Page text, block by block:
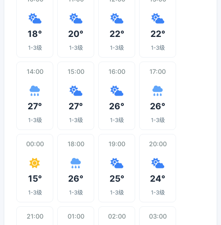
18°
1-3级
20°
1-3级
22°
1-3级
22°
1-3级
14:00
27°
1-3级
15:00
27°
1-3级
16:00
26°
1-3级
17:00
26°
1-3级
00:00
15°
1-3级
18:00
26°
1-3级
19:00
25°
1-3级
20:00
24°
1-3级
21:00 01:00 02:00 03:00